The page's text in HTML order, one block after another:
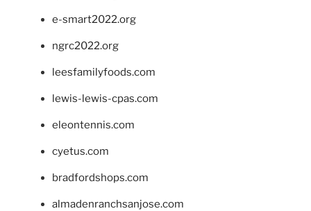
e-smart2022.org
ngrc2022.org
leesfamilyfoods.com
lewis-lewis-cpas.com
eleontennis.com
cyetus.com
bradfordshops.com
almadenranchsanjose.com